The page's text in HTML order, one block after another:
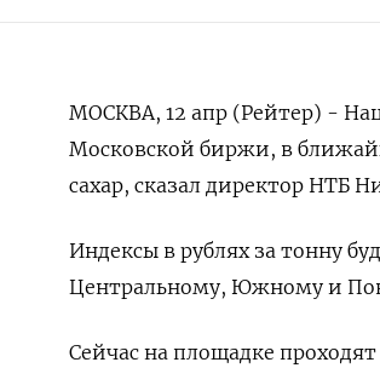
МОСКВА, 12 апр (Рейтер) -
Московской биржи, в
сахар, сказал директор НТБ
Индексы в рублях за тонну
Центральному, Южному и
Сейчас на площадке